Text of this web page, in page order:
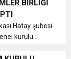
coşkulu bir
BİRLİĞİ
Hatay şubesi